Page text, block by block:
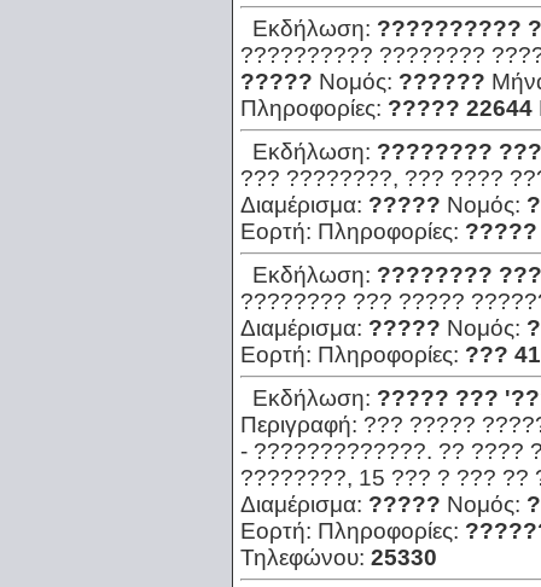
Εκδήλωση: ??????????
?????????? ????????
????? Νομός: ??????
Πληροφορίες: ????? 22644
Εκδήλωση: ????????
??? ????????, ??? ????
Διαμέρισμα: ????? Νομός:
Εορτή: Πληροφορίες: ?????
Εκδήλωση: ????????
???????? ??? ?????
Διαμέρισμα: ????? Νομός:
Εορτή: Πληροφορίες: ???
Εκδήλωση: ????? ???
Περιγραφή: ??? ?????
- ?????????????. ?? ????
????????, 15 ??? ? ??? ??
Διαμέρισμα: ????? Νομός:
Εορτή: Πληροφορίες:
Τηλεφώνου: 25330